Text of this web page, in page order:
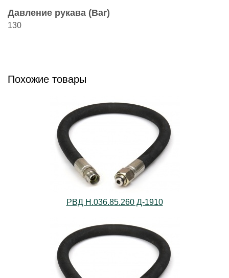
Давление рукава (Bar)
130
Похожие товары
РВД Н.036.85.260 Д-1910